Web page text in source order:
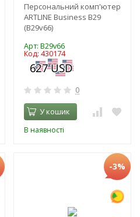
Персональний комп'ютер
ARTLINE Business B29
(B29v66)
Арт: B29v66
Код: 430174
0
У кошик
В наявності
-3%